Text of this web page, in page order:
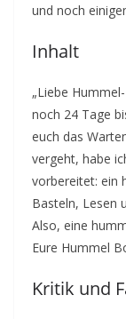
und noch
Inhalt
„Liebe
noch 24 Tage
euch das
vergeht, habe
vorbereitet: ein
Basteln, Lesen
Also, eine
Eure Hummel
Kritik und